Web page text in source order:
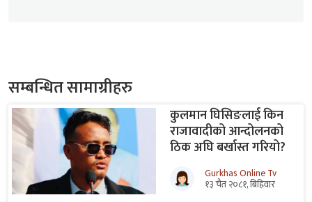
सम्बन्धित सामाग्रीहरु
कुलमान घिसिङलाई किन
राजावादीको आन्दोलनको
ठिक अघि बर्खास्त गरियो?
Gurkhas Online Tv
१३ चैत २०८१, बिहिवार